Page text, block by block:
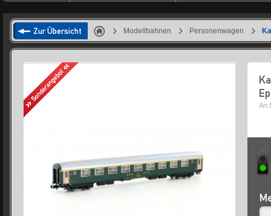
Zur Übersicht Modellbahnen Personenwagen